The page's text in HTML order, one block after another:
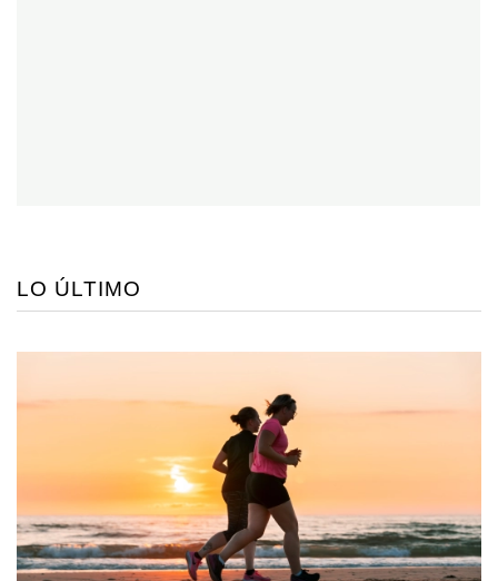
LO ÚLTIMO